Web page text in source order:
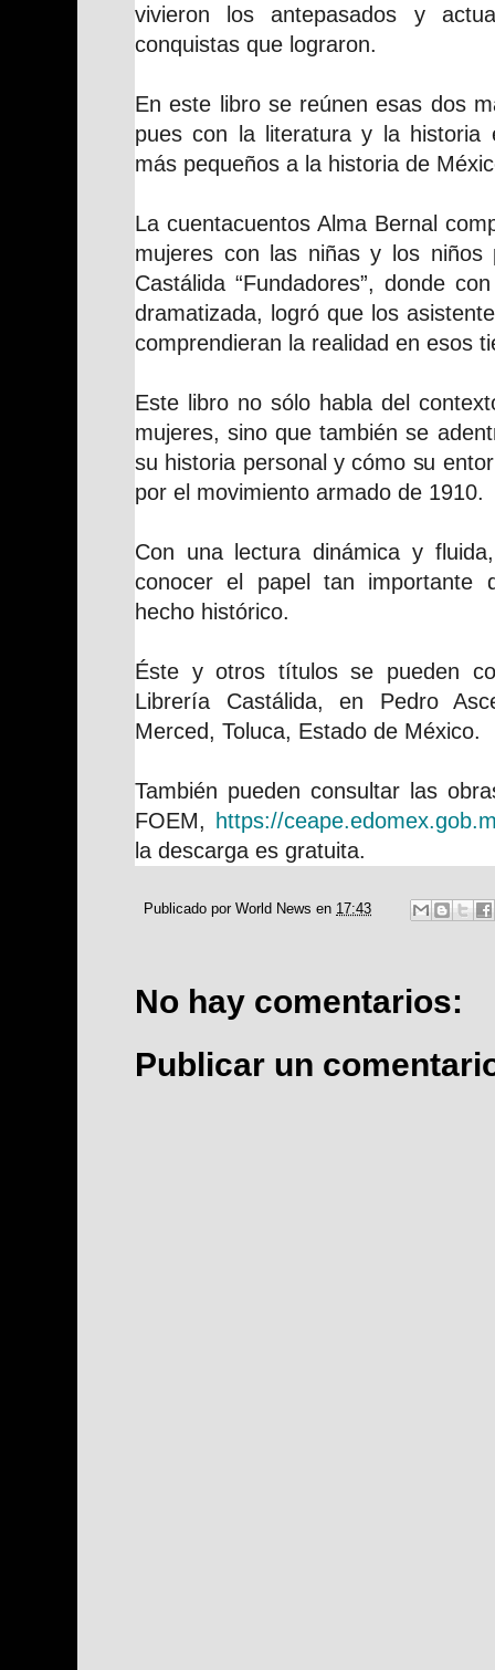
vivieron los antepasados y
conquistas que lograron.
En este libro se reúnen esas dos
pues con la literatura y la historia
más pequeños a la historia de
La cuentacuentos Alma Bernal
mujeres con las niñas y los niños
Castálida “Fundadores”, donde
dramatizada, logró que los
comprendieran la realidad en esos
Este libro no sólo habla del
mujeres, sino que también se
su historia personal y cómo su
por el movimiento armado de 1910.
Con una lectura dinámica y
conocer el papel tan importante
hecho histórico.
Éste y otros títulos se pueden
Librería Castálida, en Pedro
Merced, Toluca, Estado de México.
También pueden consultar las
FOEM, https://
la descarga es gratuita.
Publicado por World News en 17:43
No hay comentarios:
Publicar un